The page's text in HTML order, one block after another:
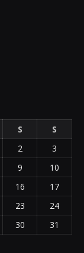
S
S
2
3
9
10
16
17
23
24
30
31